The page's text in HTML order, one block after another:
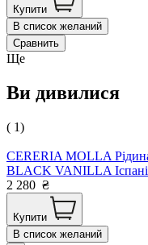
Купити
В список желаний
Сравнить
Ще
Ви дивилися
( 1)
CERERIA MOLLA
BLACK VANILLA
2 280 ₴
Купити
В список желаний